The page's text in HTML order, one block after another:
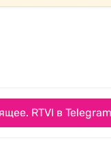
RTVI в Telegram